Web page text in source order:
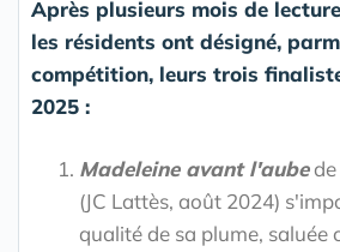
Après plusieurs mois de
les résidents ont désigné,
compétition, leurs trois
2025 :
Madeleine avant l'aubede
(JC Lattès, août 2024)
qualité de sa plume, saluée